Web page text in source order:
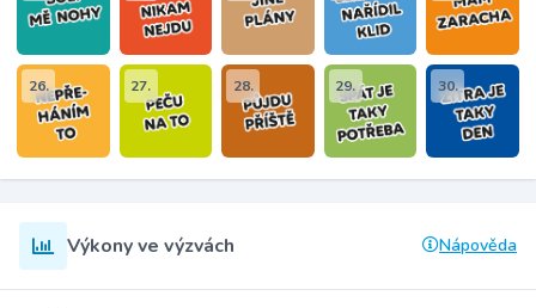
26. 27. 28. 29. 30.
Výkony ve výzvách Nápověda